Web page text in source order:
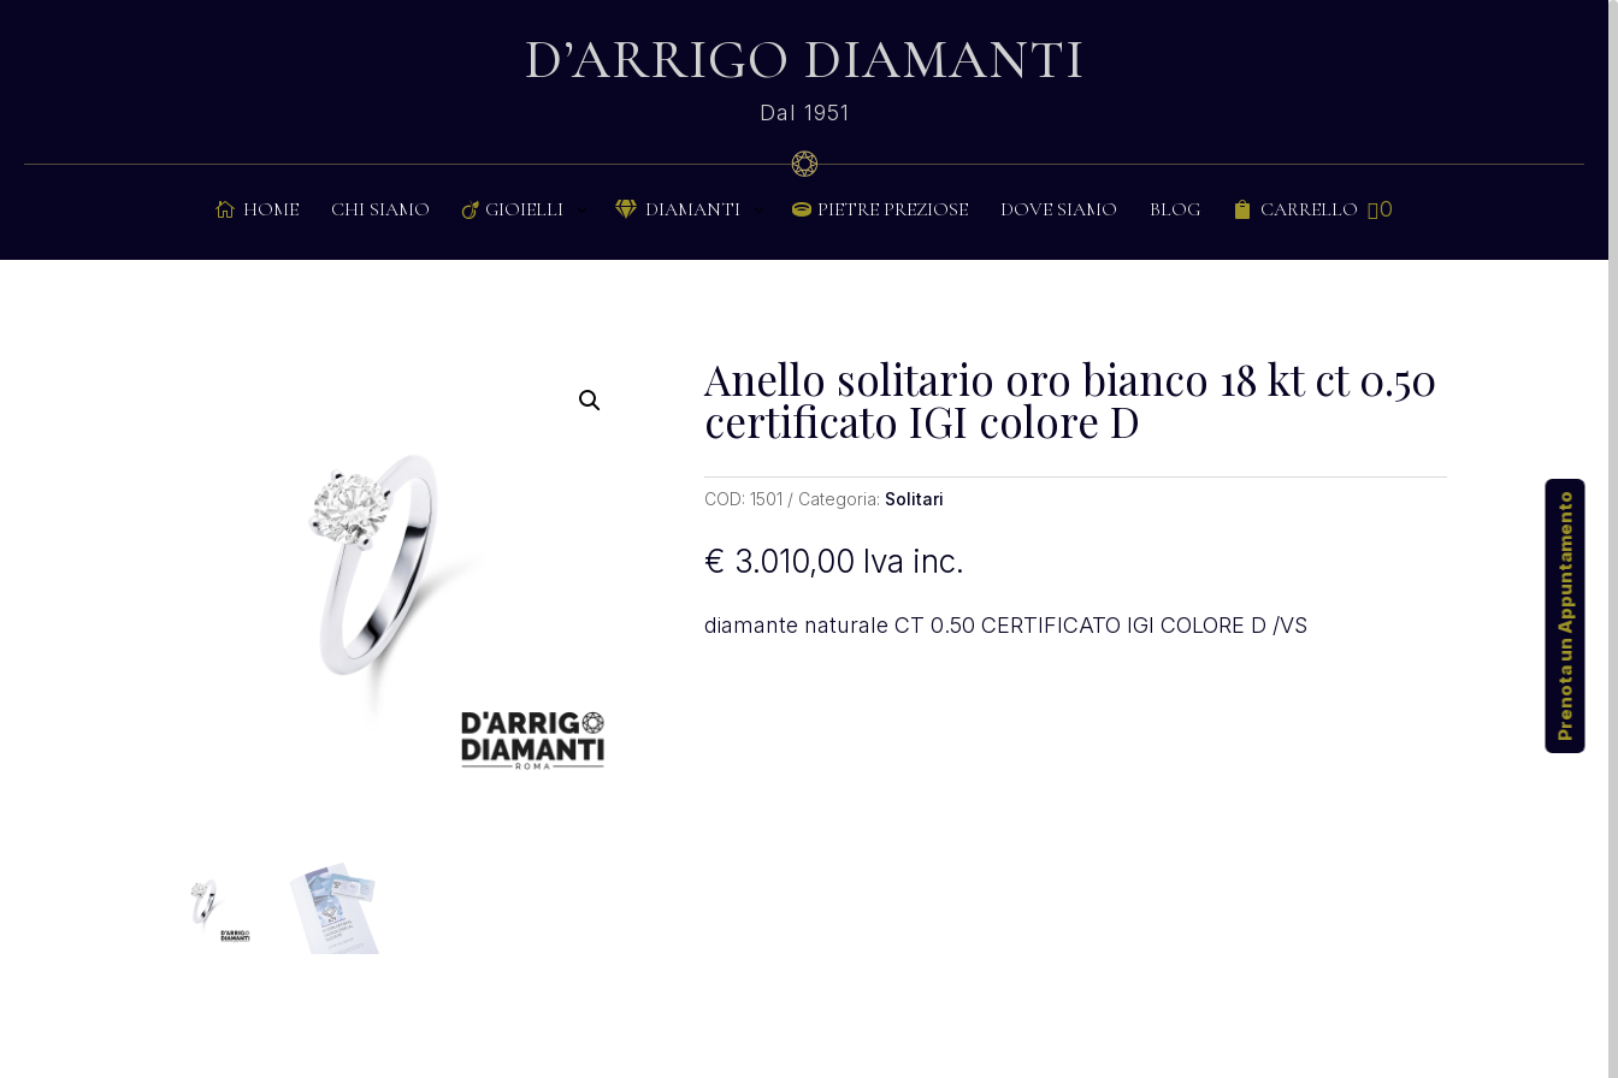
D’ARRIGO DIAMANTI
Dal 1951
 HOME CHI SIAMO  GIOIELLI  DIAMANTI  PIETRE PREZIOSE DOVE SIAMO BLOG  CARRELLO 0
Anello solitario oro bianco 18 kt ct 0.50
certificato IGI colore D
COD: 1501 Categoria: Solitari
€ 3.010,00 Iva inc.
diamante naturale CT 0.50 CERTIFICATO IGI COLORE D /VS Prenota un Appuntamento